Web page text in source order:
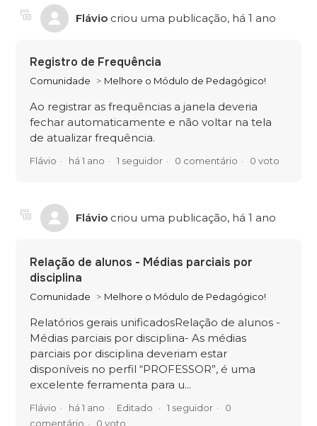
Flávio criou uma publicação, há 1 ano
Registro de Frequência
Comunidade Melhore o Módulo de Pedagógico!
Ao registrar as frequências a janela deveria
fechar automaticamente e não voltar na tela
de atualizar frequência.
Flávio há 1 ano 1 seguidor 0 comentário 0 voto
Flávio criou uma publicação, há 1 ano
Relação de alunos - Médias parciais por
disciplina
Comunidade Melhore o Módulo de Pedagógico!
Relatórios gerais unificadosRelação de alunos -
Médias parciais por disciplina- As médias
parciais por disciplina deveriam estar
disponíveis no perfil “PROFESSOR”, é uma
excelente ferramenta para u...
Flávio há 1 ano Editado 1 seguidor
0
comentário
0 voto